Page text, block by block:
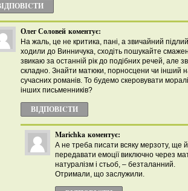
Олег Соловей коментує:
На жаль, це не критика, пані, а звичайний
ходили до Винничука, сходіть пошукайте
звикаю за останній рік до подібних речей, але
складно. Знайти матюки, порносцени чи інший
сучасних романів. То будемо скеровувати
інших письменників?
ВІДПОВІCТИ
Marichka коментує:
А не треба писати всяку мерзоту, ще
передавати емоції виключно через
натуралізм і стьоб, – безталанний.
Отримали, що заслужили.